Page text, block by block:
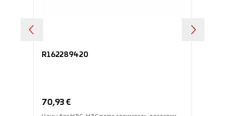
R162289420
Обычная цена:
70,93 €